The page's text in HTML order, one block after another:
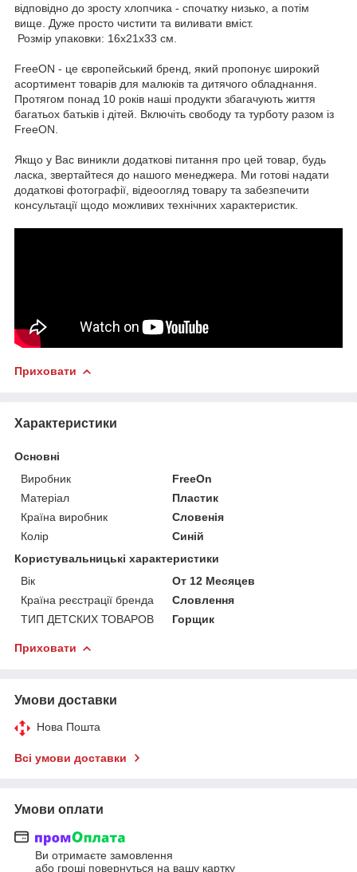
відповідно до зросту хлопчика - спочатку низько, а потім
вище. Дуже просто чистити та виливати вміст.
Розмір упаковки: 16x21x33 см.
FreeON - це європейський бренд, який пропонує широкий
асортимент товарів для малюків та дитячого обладнання.
Протягом понад 10 років наші продукти збагачують життя
багатьох батьків і дітей. Включіть свободу та турботу разом із
FreeON.
Якщо у Вас виникли додаткові питання про цей товар, будь
ласка, звертайтеся до нашого менеджера. Ми готові надати
додаткові фотографії, відеоогляд товару та забезпечити
консультації щодо можливих технічних характеристик.
Приховати
Характеристики
Основні
Виробник
FreeOn
Матеріал
Пластик
Країна виробник
Словенія
Колір
Синій
Користувальницькі характеристики
Вік
От 12 Месяцев
Країна реєстрації бренда
Словлення
ТИП ДЕТСКИХ ТОВАРОВ
Горщик
Приховати
Умови доставки
Нова Пошта
Всі умови доставки
Умови оплати
Ви отримаєте замовлення
або гроші повернуться на вашу картку